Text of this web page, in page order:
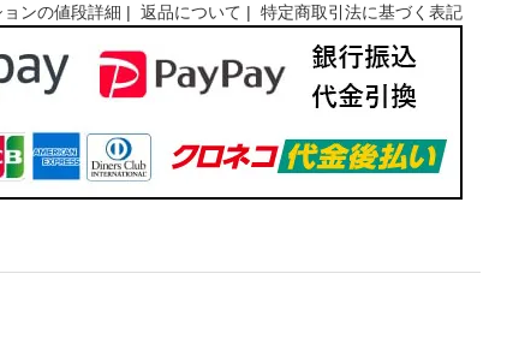
ョンの値段詳細 | 返品について | 特定商取引法に基づく表記